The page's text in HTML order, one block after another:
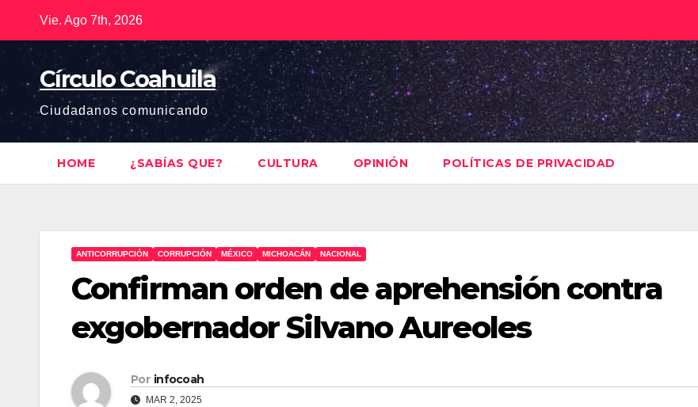
Vie. Ago 7th, 2026
Círculo Coahuila
Ciudadanos comunicando
HOME ¿SABÍAS QUE? CULTURA OPINIÓN POLÍTICAS DE PRIVACIDAD
ANTICORRUPCIÓN CORRUPCIÓN MÉXICO MICHOACÁN NACIONAL
Confirman orden de aprehensión contra
exgobernador Silvano Aureoles
Por infocoah
MAR 2, 2025